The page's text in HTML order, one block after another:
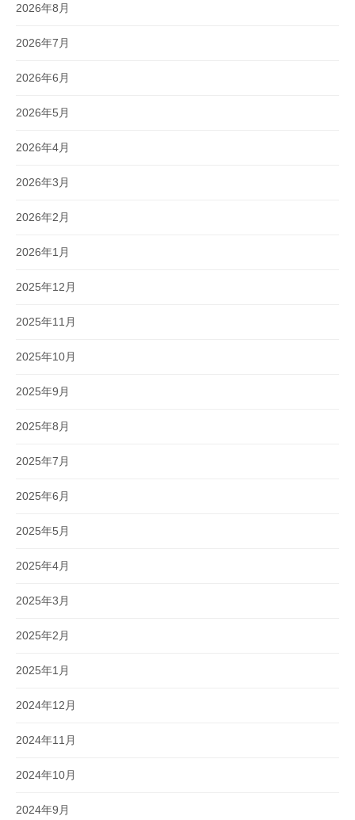
2026年8月
2026年7月
2026年6月
2026年5月
2026年4月
2026年3月
2026年2月
2026年1月
2025年12月
2025年11月
2025年10月
2025年9月
2025年8月
2025年7月
2025年6月
2025年5月
2025年4月
2025年3月
2025年2月
2025年1月
2024年12月
2024年11月
2024年10月
2024年9月